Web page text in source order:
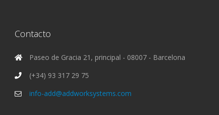
Contacto
Paseo de Gracia 21, principal - 08007 - Barcelona
(+34) 93 317 29 75
info-add@addworksystems.com